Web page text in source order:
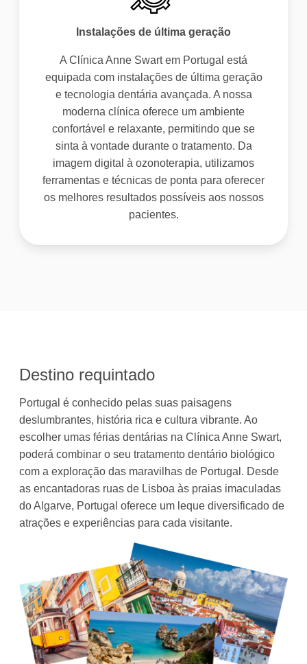
Instalações de última geração
A Clínica Anne Swart em Portugal está
equipada com instalações de última geração
e tecnologia dentária avançada. A nossa
moderna clínica oferece um ambiente
confortável e relaxante, permitindo que se
sinta à vontade durante o tratamento. Da
imagem digital à ozonoterapia, utilizamos
ferramentas e técnicas de ponta para oferecer
os melhores resultados possíveis aos nossos
pacientes.
Destino requintado
Portugal é conhecido pelas suas paisagens
deslumbrantes, história rica e cultura vibrante. Ao
escolher umas férias dentárias na Clínica Anne Swart,
poderá combinar o seu tratamento dentário biológico
com a exploração das maravilhas de Portugal. Desde
as encantadoras ruas de Lisboa às praias imaculadas
do Algarve, Portugal oferece um leque diversificado de
atrações e experiências para cada visitante.